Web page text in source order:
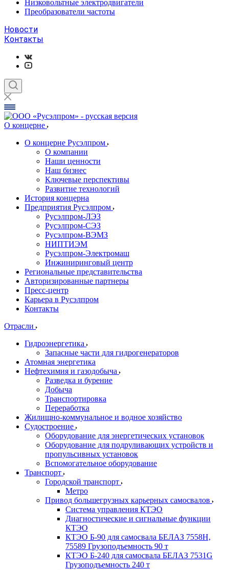
Низковольтные электродвигатели
Преобразователи частоты
Новости
Контакты
О концерне
О концерне Русэлпром
О компании
Наши ценности
Наш бизнес
Ключевые перспективы
Развитие технологий
История концерна
Предприятия Русэлпром
Русэлпром-ЛЭЗ
Русэлпром-СЭЗ
Русэлпром-ВЭМЗ
НИПТИЭМ
Русэлпром-Электромаш
Инжиниринговый центр
Региональные представительства
Авторизированные партнеры
Пресс-центр
Карьера в Русэлпром
Контакты
Отрасли
Гидроэнергетика
Запасные части для гидрогенераторов
Атомная энергетика
Нефтехимия и газодобыча
Разведка и бурение
Добыча
Транспортировка
Переработка
Жилищно-коммунальное и водное хозяйство
Судостроение
Оборудование для энергетических установок
Оборудование для подруливающих устройств и
пропульсивных установок
Вспомогательное оборудование
Транспорт
Городской транспорт
Метро
Привод большегрузных карьерных самосвалов
Система управления КТЭО
Диагностические и сигнальные функции
КТЭО
КТЭО Б-90 для самосвала БЕЛАЗ 7558H,
75589 Грузоподъемность 90 т
КТЭО Б-240 для самосвала БЕЛАЗ 7531G
Грузоподъемность 240 т